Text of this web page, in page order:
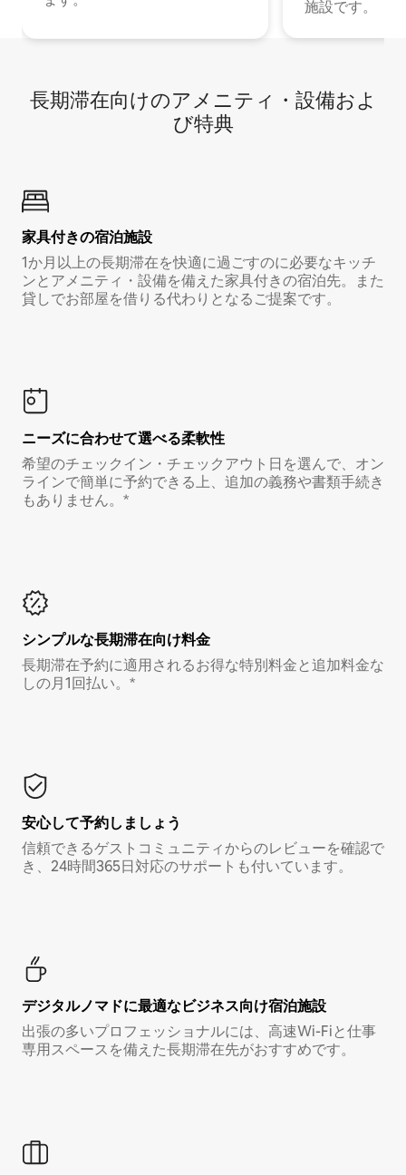
施設です。
長期滞在向け⁠のア⁠メ⁠ニ⁠テ⁠ィ⁠・設⁠備⁠およ
び特⁠典
家具付き⁠の宿⁠泊⁠施⁠設
1か月以上の長期滞在を快適に過ごすのに必要なキッチ
ンとアメニティ・設備を備えた家具付きの宿泊先。また
貸しでお部屋を借りる代わりとなるご提案です。
ニーズに合わせて選べる柔軟性
希望のチェックイン・チェックアウト日を選んで、オン
ラインで簡単に予約できる上、追加の義務や書類手続き
もありません。*
シンプルな長期滞在向け料金
長期滞在予約に適用されるお得な特別料金と追加料金な
しの月1回払い。*
安心して予約しましょう
信頼できるゲストコミュニティからのレビューを確認で
き、24時間365日対応のサポートも付いています。
デジタルノマド⁠に最⁠適⁠なビ⁠ジ⁠ネ⁠ス⁠向⁠け宿⁠泊⁠施⁠設
出張の多いプロフェッショナルには、高速Wi-Fiと仕事
専用スペースを備えた長期滞在先がおすすめです。